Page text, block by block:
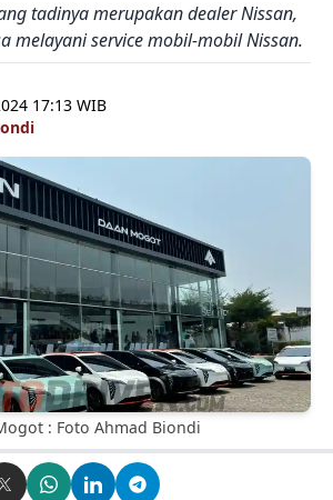
tadinya merupakan dealer Nissan,
melayani service mobil-mobil Nissan.
17:13 WIB
: Foto Ahmad Biondi